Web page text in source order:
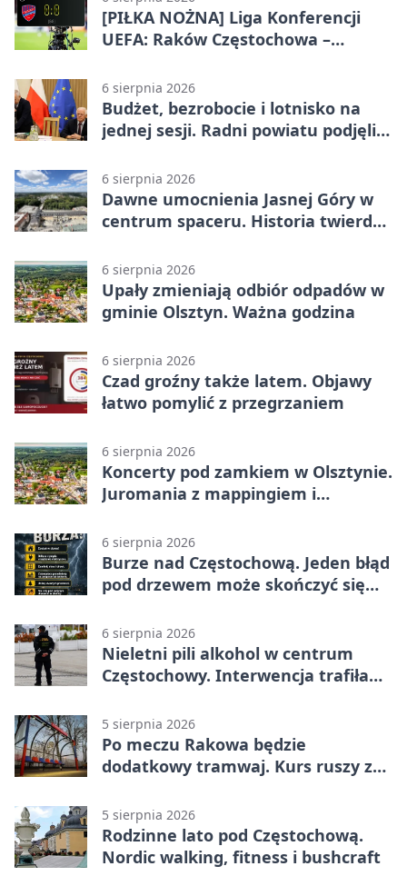
[PIŁKA NOŻNA] Liga Konferencji
UEFA: Raków Częstochowa –
meczu III rundy eliminacji
6 sierpnia 2026
Budżet, bezrobocie i lotnisko na
jednej sesji. Radni powiatu podjęli
6 sierpnia 2026
Dawne umocnienia Jasnej Góry w
centrum spaceru. Historia twierdzy
6 sierpnia 2026
Upały zmieniają odbiór odpadów w
gminie Olsztyn. Ważna godzina
6 sierpnia 2026
Czad groźny także latem. Objawy
łatwo pomylić z przegrzaniem
6 sierpnia 2026
Koncerty pod zamkiem w Olsztynie.
Juromania z mappingiem i
6 sierpnia 2026
Burze nad Częstochową. Jeden błąd
pod drzewem może skończyć się
6 sierpnia 2026
Nieletni pili alkohol w centrum
Częstochowy. Interwencja trafiła
5 sierpnia 2026
Po meczu Rakowa będzie
dodatkowy tramwaj. Kurs ruszy ze
5 sierpnia 2026
Rodzinne lato pod Częstochową.
Nordic walking, fitness i bushcraft